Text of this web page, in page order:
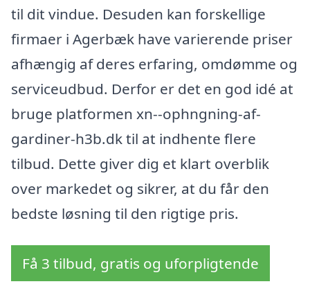
til dit vindue. Desuden kan forskellige
firmaer i Agerbæk have varierende priser
afhængig af deres erfaring, omdømme og
serviceudbud. Derfor er det en god idé at
bruge platformen xn--ophngning-af-
gardiner-h3b.dk til at indhente flere
tilbud. Dette giver dig et klart overblik
over markedet og sikrer, at du får den
bedste løsning til den rigtige pris.
Få 3 tilbud, gratis og uforpligtende